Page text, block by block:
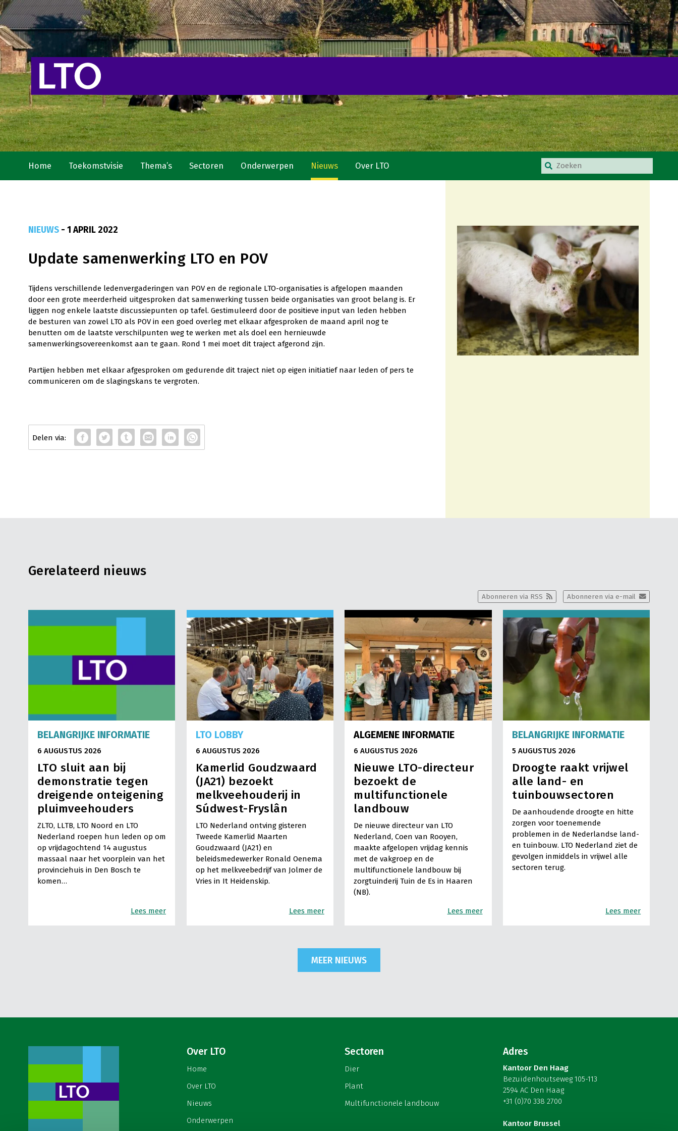
Home Toekomstvisie Thema’s Sectoren Onderwerpen Nieuws Over LTO
NIEUWS- 1 APRIL 2022
Update samenwerking LTO en POV
Tijdens verschillende ledenvergaderingen van POV en de regionale LTO-organisaties is afgelopen maanden
door een grote meerderheid uitgesproken dat samenwerking tussen beide organisaties van groot belang is. Er
liggen nog enkele laatste discussiepunten op tafel. Gestimuleerd door de positieve input van leden hebben
de besturen van zowel LTO als POV in een goed overleg met elkaar afgesproken de maand april nog te
benutten om de laatste verschilpunten weg te werken met als doel een hernieuwde
samenwerkingsovereenkomst aan te gaan. Rond 1 mei moet dit traject afgerond zijn.
Partijen hebben met elkaar afgesproken om gedurende dit traject niet op eigen initiatief naar leden of pers te
communiceren om de slagingskans te vergroten.
Gerelateerd nieuws
Abonneren via e-mail
Abonneren via RSS
BELANGRIJKE INFORMATIE
6 AUGUSTUS 2026
LTO sluit aan bij
demonstratie tegen
dreigende onteigening
pluimveehouders
ZLTO, LLTB, LTO Noord en LTO
Nederland roepen hun leden op om
op vrijdagochtend 14 augustus
massaal naar het voorplein van het
provinciehuis in Den Bosch te
komen…
Lees meer
LTO LOBBY
6 AUGUSTUS 2026
Kamerlid Goudzwaard
(JA21) bezoekt
melkveehouderij in
Súdwest-Fryslân
LTO Nederland ontving gisteren
Tweede Kamerlid Maarten
Goudzwaard (JA21) en
beleidsmedewerker Ronald Oenema
op het melkveebedrijf van Jolmer de
Vries in It Heidenskip.
Lees meer
ALGEMENE INFORMATIE
6 AUGUSTUS 2026
Nieuwe LTO-directeur
bezoekt de
multifunctionele
landbouw
De nieuwe directeur van LTO
Nederland, Coen van Rooyen,
maakte afgelopen vrijdag kennis
met de vakgroep en de
multifunctionele landbouw bij
zorgtuinderij Tuin de Es in Haaren
(NB).
Lees meer
BELANGRIJKE INFORMATIE
5 AUGUSTUS 2026
Droogte raakt vrijwel
alle land- en
tuinbouwsectoren
De aanhoudende droogte en hitte
zorgen voor toenemende
problemen in de Nederlandse land-
en tuinbouw. LTO Nederland ziet de
gevolgen inmiddels in vrijwel alle
sectoren terug.
Lees meer
MEER NIEUWS
Over LTO
Home
Over LTO
Nieuws
Onderwerpen
Sectoren
Dier
Plant
Multifunctionele landbouw
Adres
Kantoor Den Haag
Bezuidenhoutseweg 105-113
2594 AC Den Haag
+31 (0)70 338 2700
Kantoor Brussel